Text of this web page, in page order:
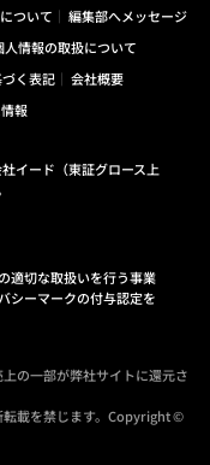
ついて
編集部へメッセージ
人情報の取扱について
く表記
会社概要
報
イード（東証グロース上
適切な取扱いを行う事業
シーマークの付与認定を
の一部が弊社サイトに還元さ
転載を禁じます。Copyright ©